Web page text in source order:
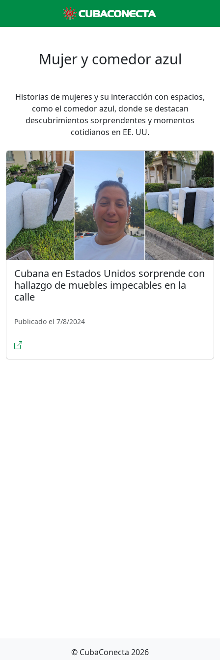
Mujer y comedor azul
Historias de mujeres y su interacción con espacios,
como el comedor azul, donde se destacan
descubrimientos sorprendentes y momentos
cotidianos en EE. UU.
Cubana en Estados Unidos sorprende con
hallazgo de muebles impecables en la
calle
Publicado el 7/8/2024
© CubaConecta 2026